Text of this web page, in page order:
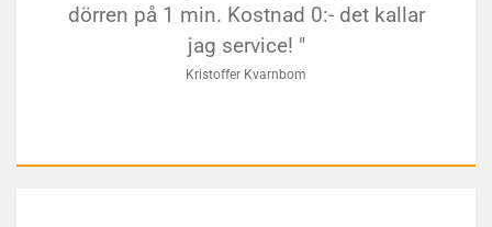
dörren på 1 min. Kostnad 0:- det kallar
jag service! "
Kristoffer Kvarnbom